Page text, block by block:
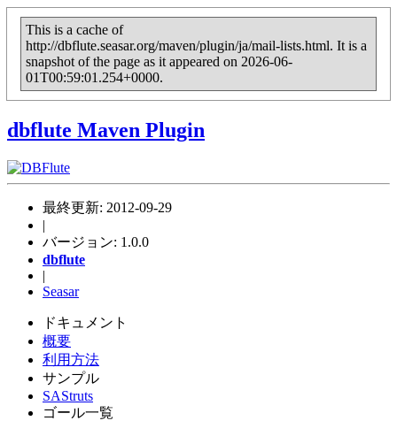
This is a cache of
http://dbflute.seasar.org/maven/plugin/ja/mail-lists.html. It is a
snapshot of the page as it appeared on 2026-06-
01T00:59:01.254+0000.
dbflute Maven Plugin
最終更新: 2012-09-29
|
バージョン: 1.0.0
dbflute
|
Seasar
ドキュメント
概要
利用方法
サンプル
SAStruts
ゴール一覧